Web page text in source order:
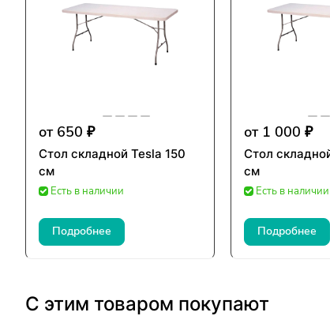
от 650 ₽
Стол складной Tesla 150
см
Есть в наличии
Подробнее
от 1 000 ₽
Стол
см
Есть в наличии
Подробнее
С этим товаром покупают